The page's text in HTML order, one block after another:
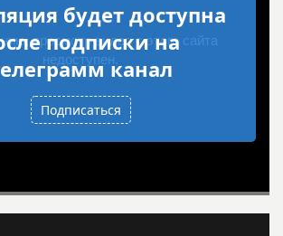
будет доступна
подписки на
канал
Подписаться